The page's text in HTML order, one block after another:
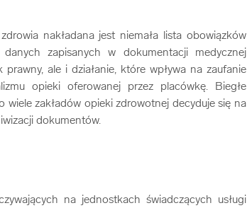
nakładana jest niemała lista obowiązków
danych zapisanych w dokumentacji medycznej
ale i działanie, które wpływa na zaufanie
opieki oferowanej przez placówkę. Biegłe
wiele zakładów opieki zdrowotnej decyduje się na
dokumentów.
na jednostkach świadczących usługi